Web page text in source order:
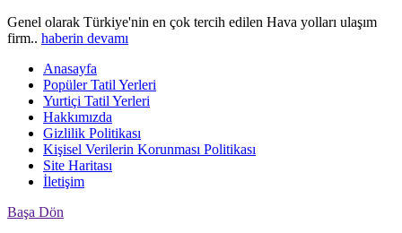
Genel olarak Türkiye'nin en çok tercih edilen Hava yolları ulaşım
firm.. haberin devamı
Anasayfa
Popüler Tatil Yerleri
Yurtiçi Tatil Yerleri
Hakkımızda
Gizlilik Politikası
Kişisel Verilerin Korunması Politikası
Site Haritası
İletişim
Başa Dön